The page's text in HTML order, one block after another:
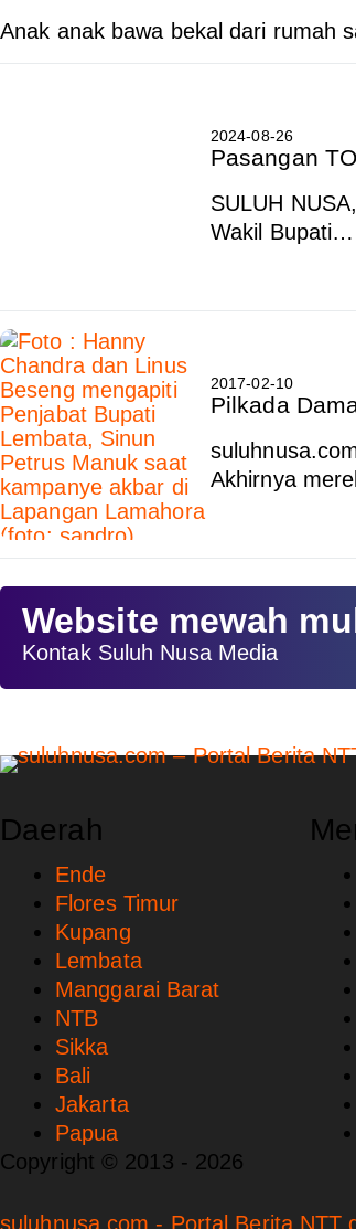
Anak anak bawa bekal dari rumah
2024-08-26
Pasangan
SULUH
Wakil Bupati…
2017-02-10
Pilkada
Akhirnya
Website mewah
Kontak Suluh Nusa Media
Daerah
Ende
Flores Timur
Kupang
Lembata
Manggarai Barat
NTB
Sikka
Bali
Jakarta
Papua
Copyright © 2013 - 2026
suluhnusa.com - Portal Berita NTT